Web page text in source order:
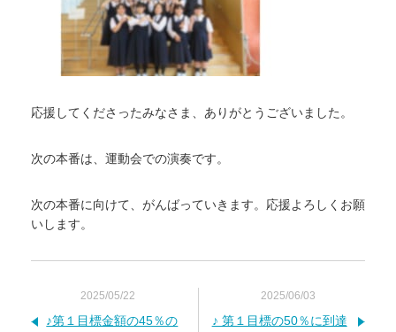
応援してくださったみなさま、ありがとうございました。
次の本番は、運動会での演奏です。
次の本番に向けて、がんばっていきます。応援よろしくお願
いします。
2025/05/22
♪第１目標金額の45％の
2025/06/03
♪ 第１目標の50％に到達